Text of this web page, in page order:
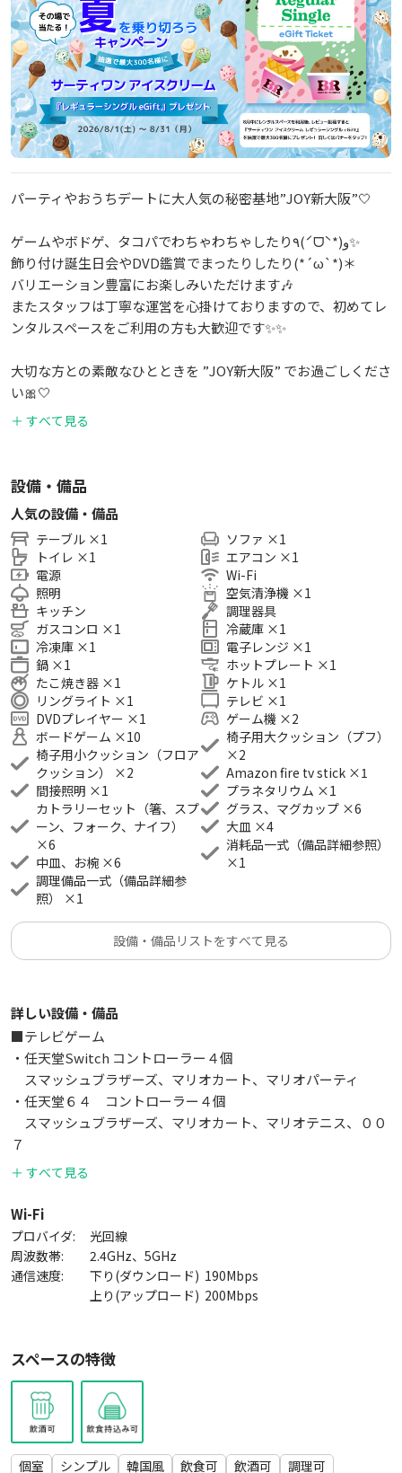
パーティやおうちデートに大人気の秘密基地”JOY新大阪”🤍
ゲームやボドゲ、タコパでわちゃわちゃしたり٩(ˊᗜˋ*)و✨
飾り付け誕生日会やDVD鑑賞でまったりしたり(*´ω`*)＊
バリエーション豊富にお楽しみいただけます🎶
またスタッフは丁寧な運営を心掛けておりますので、初めてレ
ンタルスペースをご利用の方も大歓迎です✨✨
大切な方との素敵なひとときを ”JOY新大阪” でお過ごしくださ
い🎀🤍
誕生日＆推し活特典:リングライト無償📸
【特徴】
👑みんなで楽しめるグッズ完備（ソフト写真参照）
・任天堂Switch（4人分）
・任天堂６４（4人分）
・ボードゲーム類
👑新大阪4分の超好立地で迷いません✨
（予約後写真付き順路を送付📩）
👑お子さま連れ大歓迎🎀
👑未成年同士🆗
👑地デジ視聴🆗
👑fire tv stick 無料貸出
👑Blu-ray＆DVDプレイヤー完備
👑利用時間中の入退室自由
👑撮影用のLEDリングライト有り
👑建物前のゴミ箱にゴミ出し🆗
👑コインパーキング30秒
👑ローソン1分
👑 サービス盛りだくさん（オプション参照＆選択）
・誕生日＆推し活：リングライト無償
・学生様特典：1時間無料延長
👑女子会、誕生日会、推し活、ママ会
🎬映画鑑賞会・ドラマ鑑賞会、スポーツ観戦
🎮ゲーム大会、ボドゲ会
🍴たこパ、鍋パ
🍻忘年会、新年会、歓送迎会、懇親会、オフ会、合コン
📷配信、写真撮影、動画撮影
👫おうちデート、雨の日デート
💻会議・オフサイトミーティング
【注意】
・当スペースは3階にあり、階段でお上がりいただきます
・退出時は必ずセルフクリーニングをお願いします
※清掃／ゴミの持ち出し（1階にゴミステーション有り）
・お風呂、シャワーは利用できません
＋ すべて見る
設備・備品
人気の設備・備品
テーブル ×1
トイレ ×1
電源
照明
キッチン
ガスコンロ ×1
冷凍庫 ×1
鍋 ×1
たこ焼き器 ×1
リングライト ×1
DVDプレイヤー ×1
ボードゲーム ×10
椅子用小クッション（フロア
クッション）
×2
間接照明 ×1
カトラリーセット（箸、スプ
ーン、フォーク、ナイフ）
×6
中皿、お椀 ×6
調理備品一式（備品詳細参
照）
×1
ソファ ×1
エアコン ×1
Wi-Fi
空気清浄機 ×1
調理器具
冷蔵庫 ×1
電子レンジ ×1
ホットプレート ×1
ケトル ×1
テレビ ×1
ゲーム機 ×2
椅子用大クッション（プフ）
×2
Amazon fire tv stick ×1
プラネタリウム ×1
グラス、マグカップ ×6
大皿 ×4
消耗品一式（備品詳細参照）
×1
設備・備品リストをすべて見る
詳しい設備・備品
■テレビゲーム
・任天堂Switch コントローラー４個
スマッシュブラザーズ、マリオカート、マリオパーティ
・任天堂６４ コントローラー４個
スマッシュブラザーズ、マリオカート、マリオテニス、００
７
人生ゲーム、トランプ、UNO、ワニワニパニック、ジェンガ、
カタン、ブロックス、カタカナーシ、はぁって言うゲーム、お
子様用のおもちゃ
■調理機器備品
ざる、菜箸、ピーラー、計量カップ、計量スプーン、たこ焼き
ピック
■他
・消毒・除菌
ハンドソープ、アルコール除菌水、ウェットティッシュ、フ
＋ すべて見る
Wi-Fi
プロバイダ:
光回線
周波数帯:
2.4GHz、5GHz
通信速度:
下り(ダウンロード) 190Mbps
上り(アップロード) 200Mbps
スペースの特徴
個室 シンプル 韓国風 飲食可 飲酒可 調理可